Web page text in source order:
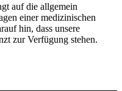
auf die allgemein
einer medizinischen
hin, dass unsere
zur Verfügung stehen.